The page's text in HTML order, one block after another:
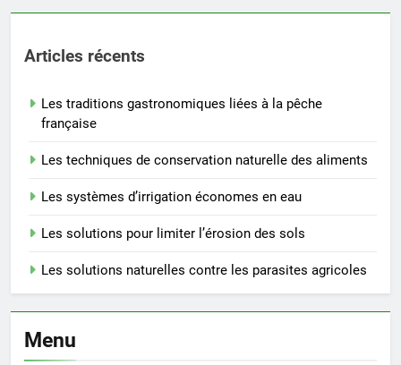
Articles récents
Les traditions gastronomiques liées à la pêche
française
Les techniques de conservation naturelle des aliments
Les systèmes d’irrigation économes en eau
Les solutions pour limiter l’érosion des sols
Les solutions naturelles contre les parasites agricoles
Menu